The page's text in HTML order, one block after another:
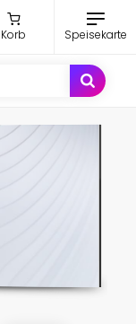
Korb Speisekarte